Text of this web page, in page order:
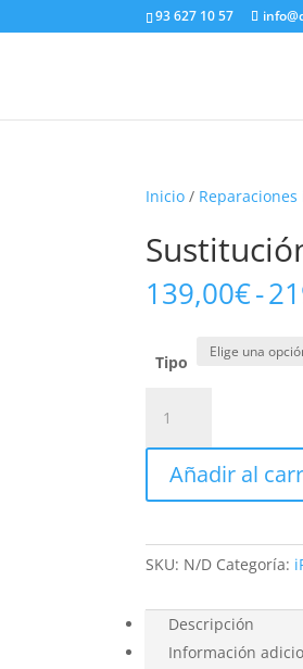
93 627 10 57
Inicio / Reparaciones
139,00€-
Tipo
Pantalla
iPhone
Plus
Añadir al
SKU: N/D Categoría:
Descripción
Información